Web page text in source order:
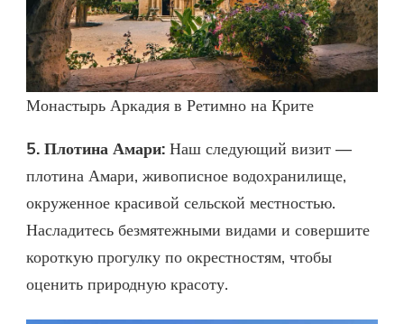
Монастырь Аркадия в Ретимно на Крите
5. Плотина Амари: Наш следующий визит —
плотина Амари, живописное водохранилище,
окруженное красивой сельской местностью.
Насладитесь безмятежными видами и совершите
короткую прогулку по окрестностям, чтобы
оценить природную красоту.